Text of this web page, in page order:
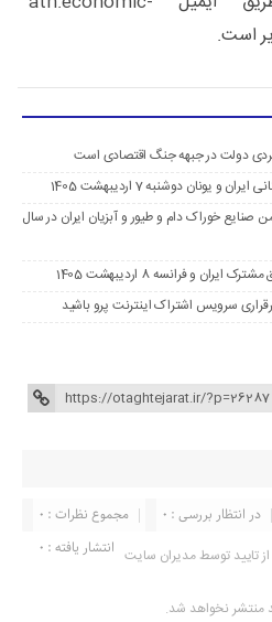
دولت در جبهه جنگ اقتصادی است
یونان دوشنبه 7 اردیبهشت 1405
صنایع خوراک دام و طیور و آبزیان ایران در سال
و فرانسه 8 اردیبهشت 1405
سرویس اشتراک اینترنت پرو باشید
مجموع نظرات : 0
در انتظار بررسی : 0
انتشار یافته : 0 تایید توسط مدیران سایت
منتشر نخواهد شد.